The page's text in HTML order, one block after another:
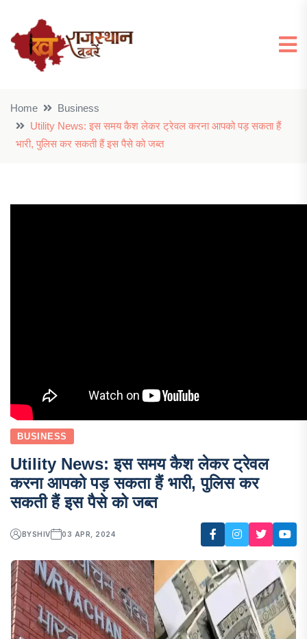
Home
Business
Utility News: इस समय कैश लेकर ट्रेवल करना आपको पड़ सकता हैं
भारी, पुलिस कर सकती हैं इस पैसे को जब्त
BUSINESS
Utility News: इस समय कैश लेकर ट्रेवल
करना आपको पड़ सकता हैं भारी, पुलिस कर
सकती हैं इस पैसे को जब्त
BYSHIV 03 APR, 2024